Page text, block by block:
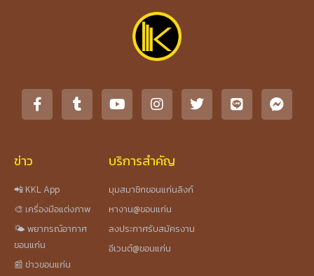
ข่าว
📲 KKL App
🎨 เครื่องมือแต่งภาพ
🌤️ พยากรณ์อากาศ
ขอนแก่น
📰 ข่าวขอนแก่น
บริการสำคัญ
มุมสมาชิกขอนแก่นลิงก์
หางาน@ขอนแก่น
ลงประกาศรับสมัครงาน
อีเวนต์@ขอนแก่น